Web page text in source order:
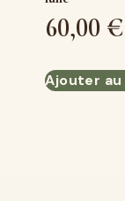
60,00 €
Ajouter